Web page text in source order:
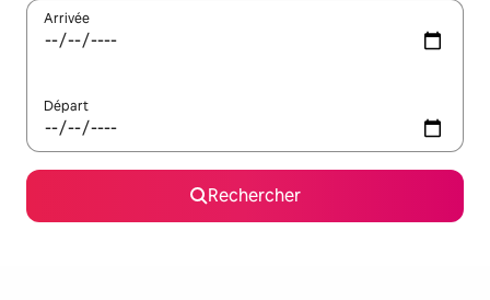
Arrivée
Départ
Rechercher